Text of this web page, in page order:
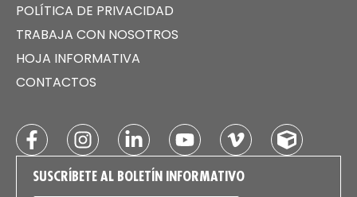
POLÍTICA DE PRIVACIDAD
TRABAJA CON NOSOTROS
HOJA INFORMATIVA
CONTACTOS
SUSCRÍBETE AL BOLETÍN INFORMATIVO